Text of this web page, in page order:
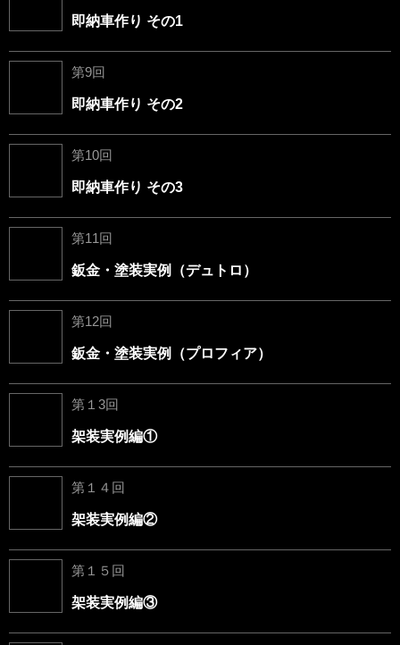
即納車作り その1
第9回
即納車作り その2
第10回
即納車作り その3
第11回
鈑金・塗装実例（デュトロ）
第12回
鈑金・塗装実例（プロフィア）
第１3回
架装実例編①
第１４回
架装実例編②
第１５回
架装実例編③